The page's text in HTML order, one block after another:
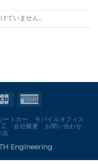
ていません。
ートカー
モバイルオフィス
会社概要
お問い合わせ
法
Engineering